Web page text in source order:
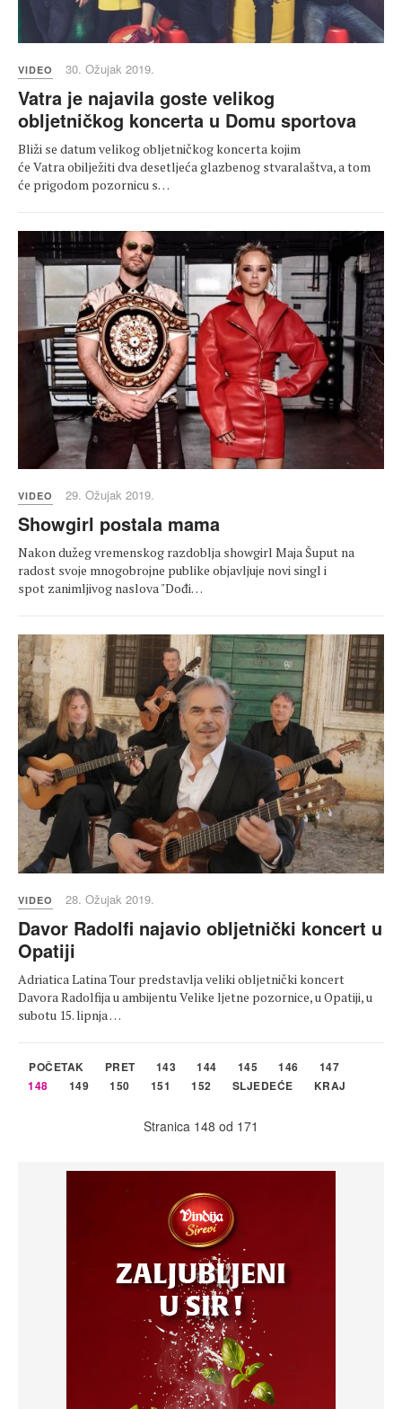
VIDEO 30. Ožujak 2019.
Vatra je najavila goste velikog
obljetničkog koncerta u Domu sportova
Bliži se datum velikog obljetničkog koncerta kojim
će Vatra obilježiti dva desetljeća glazbenog stvaralaštva, a tom
će prigodom pozornicu s…
VIDEO 29. Ožujak 2019.
Showgirl postala mama
Nakon dužeg vremenskog razdoblja showgirl Maja Šuput na
radost svoje mnogobrojne publike objavljuje novi singl i
spot zanimljivog naslova "Dođi…
VIDEO 28. Ožujak 2019.
Davor Radolfi najavio obljetnički koncert u
Opatiji
Adriatica Latina Tour predstavlja veliki obljetnički koncert
Davora Radolfija u ambijentu Velike ljetne pozornice, u Opatiji, u
subotu 15. lipnja …
POČETAK PRET 143 144 145 146
147
148
149 150 151 152 SLJEDEĆE KRAJ
Stranica 148 od 171